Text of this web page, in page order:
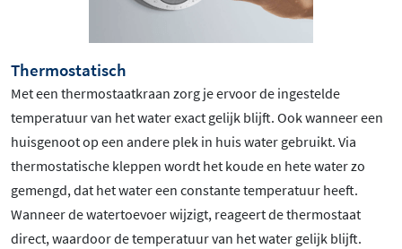
Thermostatisch
Met een thermostaatkraan zorg je ervoor de ingestelde
temperatuur van het water exact gelijk blijft. Ook wanneer een
huisgenoot op een andere plek in huis water gebruikt. Via
thermostatische kleppen wordt het koude en hete water zo
gemengd, dat het water een constante temperatuur heeft.
Wanneer de watertoevoer wijzigt, reageert de thermostaat
direct, waardoor de temperatuur van het water gelijk blijft.